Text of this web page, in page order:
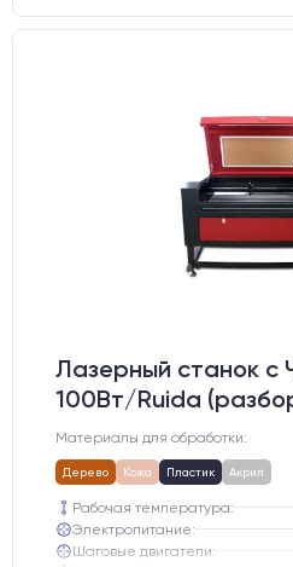
Лазерный станок c
100Вт/Ruida
Материалы для обработки:
Дерево Кожа Пластик Акрил
Рабочая температура:
Электропитание:
Шаговые двигатели: